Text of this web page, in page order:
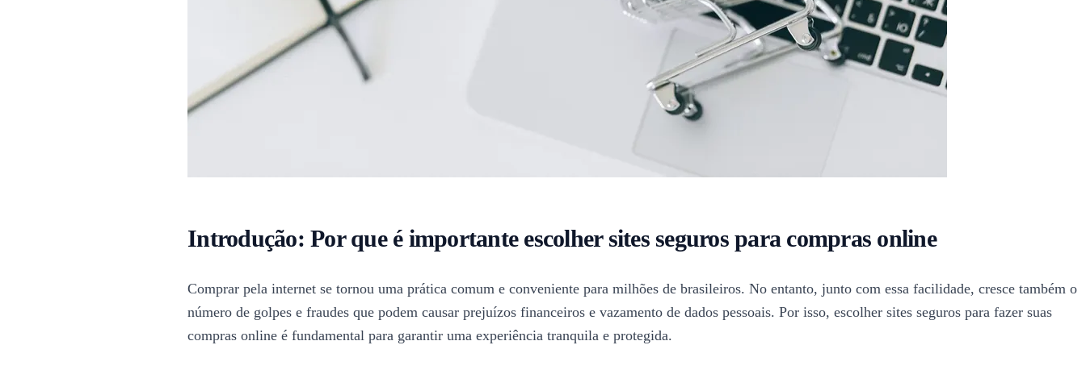
Introdução: Por que é importante escolher sites seguros para compras online
Comprar pela internet se tornou uma prática comum e conveniente para milhões de brasileiros. No entanto, junto com essa facilidade, cresce também o
número de golpes e fraudes que podem causar prejuízos financeiros e vazamento de dados pessoais. Por isso, escolher sites seguros para fazer suas
compras online é fundamental para garantir uma experiência tranquila e protegida.